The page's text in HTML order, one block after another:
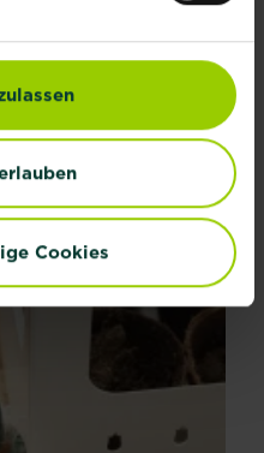
Cookies
Früchte sind auch...
Pflege und Standort